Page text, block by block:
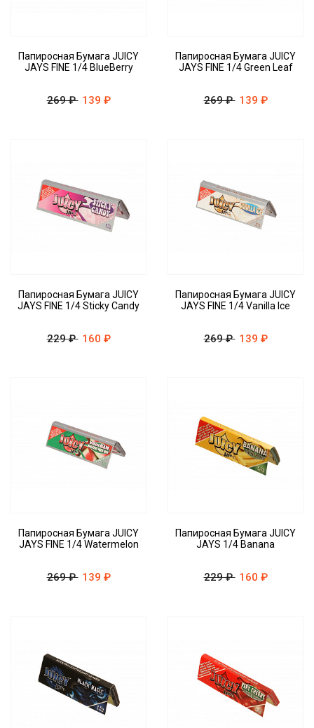
Папиросная Бумага JUICY
JAYS FINE 1/4 BlueBerry
269 ₽ 139 ₽
Папиросная Бумага JUICY
JAYS FINE 1/4 Green Leaf
269 ₽ 139 ₽
Папиросная Бумага JUICY
JAYS FINE 1/4 Sticky Candy
229 ₽ 160 ₽
Папиросная Бумага JUICY
JAYS FINE 1/4 Vanilla Ice
269 ₽ 139 ₽
Папиросная Бумага JUICY
JAYS FINE 1/4 Watermelon
269 ₽ 139 ₽
Папиросная Бумага JUICY
JAYS 1/4 Banana
229 ₽ 160 ₽